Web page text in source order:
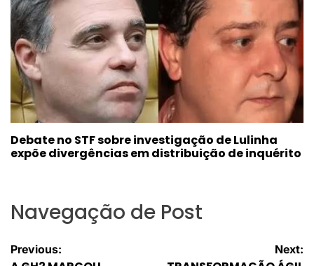
Debate no STF sobre investigação de Lulinha
expõe divergências em distribuição de inquérito
Navegação de Post
Previous: Next: